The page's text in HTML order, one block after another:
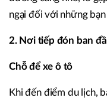
ngại đối với những bạn
2. Nơi tiếp đón ban
Chỗ để xe ô tô
Khi đến điểm du lịch,